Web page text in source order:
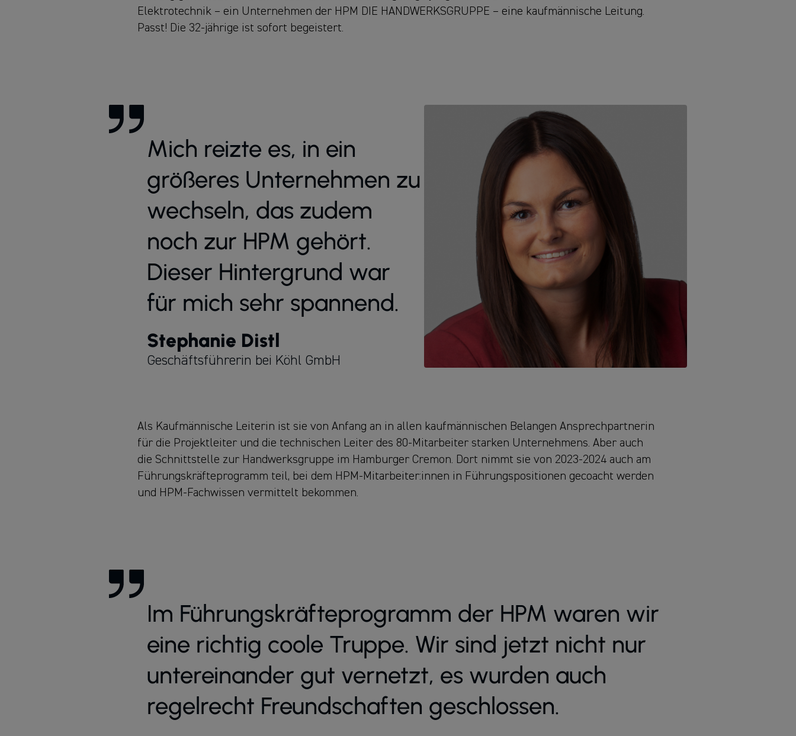
Elektrotechnik – ein Unternehmen der HPM DIE HANDWERKSGRUPPE – eine kaufmännische Leitung.
Passt! Die 32-jährige ist sofort begeistert.
Mich reizte es, in ein
größeres Unternehmen zu
wechseln, das zudem
noch zur HPM gehört.
Dieser Hintergrund war
für mich sehr spannend.
Stephanie Distl
Geschäftsführerin bei Köhl GmbH
Als Kaufmännische Leiterin ist sie von Anfang an in allen kaufmännischen Belangen Ansprechpartnerin
für die Projektleiter und die technischen Leiter des 80-Mitarbeiter starken Unternehmens. Aber auch
die Schnittstelle zur Handwerksgruppe im Hamburger Cremon. Dort nimmt sie von 2023-2024 auch am
Führungskräfteprogramm teil, bei dem HPM-Mitarbeiter:innen in Führungspositionen gecoacht werden
und HPM-Fachwissen vermittelt bekommen.
Im Führungskräfteprogramm der HPM waren wir
eine richtig coole Truppe. Wir sind jetzt nicht nur
untereinander gut vernetzt, es wurden auch
regelrecht Freundschaften geschlossen.